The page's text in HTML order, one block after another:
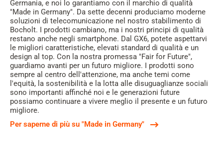
Germania, e noi lo garantiamo con il marchio di qualità
"Made in Germany". Da sette decenni produciamo moderne
soluzioni di telecomunicazione nel nostro stabilimento di
Bocholt. I prodotti cambiano, ma i nostri principi di qualità
restano anche negli smartphone. Dal GX6, potete aspettarvi
le migliori caratteristiche, elevati standard di qualità e un
design al top. Con la nostra promessa "Fair for Future",
guardiamo avanti per un futuro migliore. I prodotti sono
sempre al centro dell'attenzione, ma anche temi come
l'equità, la sostenibilità e la lotta alle disuguaglianze sociali
sono importanti affinché noi e le generazioni future
possiamo continuare a vivere meglio il presente e un futuro
migliore.
Per saperne di più su "Made in Germany"